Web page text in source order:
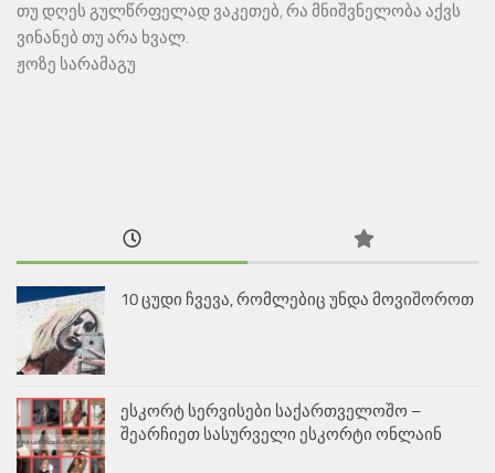
თუ დღეს გულწრფელად ვაკეთებ, რა მნიშვნელობა აქვს
ვინანებ თუ არა ხვალ.
ჟოზე სარამაგუ
10 ცუდი ჩვევა, რომლებიც უნდა მოვიშოროთ
ესკორტ სერვისები საქართველოშო –
შეარჩიეთ სასურველი ესკორტი ონლაინ